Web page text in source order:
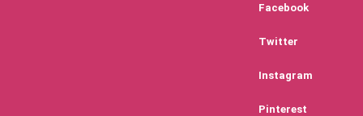
Facebook
Twitter
Instagram
Pinterest